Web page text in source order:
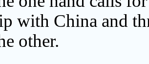
with China and
other.